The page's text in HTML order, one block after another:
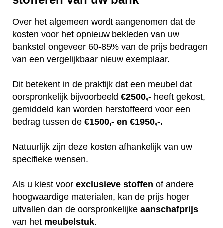
Over het algemeen wordt aangenomen dat de
kosten voor het opnieuw bekleden van uw
bankstel ongeveer 60-85% van de prijs bedragen
van een vergelijkbaar nieuw exemplaar.
Dit betekent in de praktijk dat een meubel dat
oorspronkelijk bijvoorbeeld €2500,- heeft gekost,
gemiddeld kan worden herstoffeerd voor een
bedrag tussen de €1500,- en €1950,-.
Natuurlijk zijn deze kosten afhankelijk van uw
specifieke wensen.
Als u kiest voor exclusieve stoffen of andere
hoogwaardige materialen, kan de prijs hoger
uitvallen dan de oorspronkelijke aanschafprijs
van het meubelstuk.